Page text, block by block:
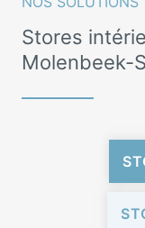
Stores
Molenbeek-